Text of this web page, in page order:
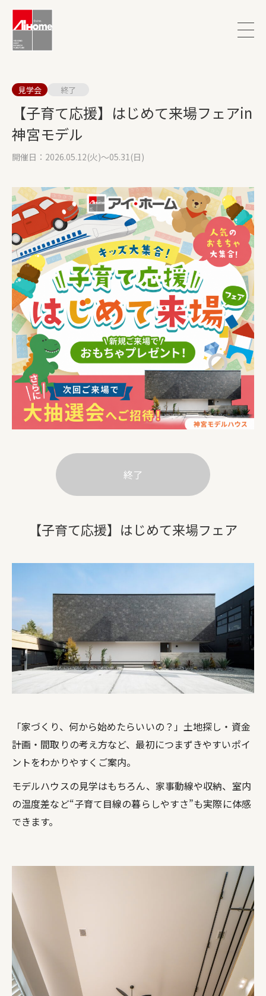
見学会 終了
【子育て応援】はじめて来場フェアin
神宮モデル
開催日：2026.05.12(火)～05.31(日)
終了
【子育て応援】はじめて来場フェア
「家づくり、何から始めたらいいの？」土地探し・資金
計画・間取りの考え方など、最初につまずきやすいポイ
ントをわかりやすくご案内。
モデルハウスの見学はもちろん、家事動線や収納、室内
の温度差など“子育て目線の暮らしやすさ”も実際に体感
できます。